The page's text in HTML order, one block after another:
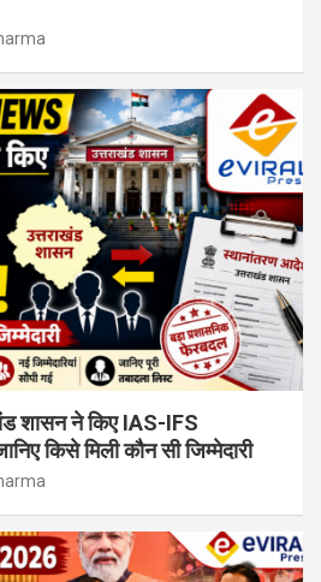
शासन ने किए IAS-IFS
किसे मिली कौन सी जिम्मेदारी